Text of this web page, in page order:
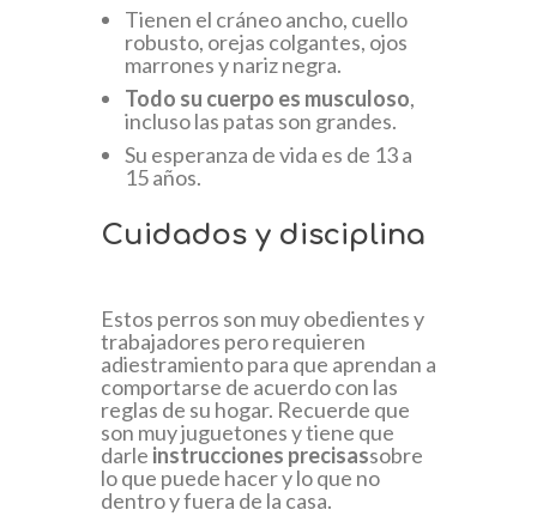
Tienen el cráneo ancho, cuello
robusto, orejas colgantes, ojos
marrones y nariz negra.
Todo su cuerpo es musculoso,
incluso las patas son grandes.
Su esperanza de vida es de 13 a
15 años.
Cuidados y disciplina
Estos perros son muy obedientes y
trabajadores pero requieren
adiestramiento para que aprendan a
comportarse de acuerdo con las
reglas de su hogar. Recuerde que
son muy juguetones y tiene que
darle instrucciones precisassobre
lo que puede hacer y lo que no
dentro y fuera de la casa.